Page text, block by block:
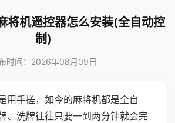
将机遥控器怎么安装(全自动控
制)
时间：2026年08月09日
用手搓，如今的麻将机都是全自
、洗牌往往只要一到两分钟就会完